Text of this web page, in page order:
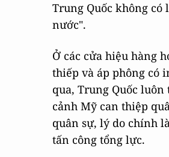
Trung Quốc không
nước".
Ở các cửa hiệu hàng
thiếp và áp phông có
qua, Trung Quốc
cảnh Mỹ can thiệp
quân sự, lý do chính
tấn công tổng lực.